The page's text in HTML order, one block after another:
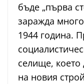
бъде „първа
заражда
1944 година.
селище,
на новия